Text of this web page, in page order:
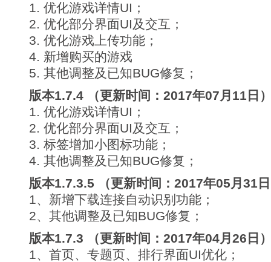
1. 优化游戏详情UI；
2. 优化部分界面UI及交互；
3. 优化游戏上传功能；
4. 新增购买的游戏
5. 其他调整及已知BUG修复；
版本1.7.4 （更新时间：2017年07月11日
1. 优化游戏详情UI；
2. 优化部分界面UI及交互；
3. 标签增加小图标功能；
4. 其他调整及已知BUG修复；
版本1.7.3.5 （更新时间：2017年05月31
1、新增下载连接自动识别功能；
2、其他调整及已知BUG修复；
版本1.7.3 （更新时间：2017年04月26日
1、首页、专题页、排行界面UI优化；